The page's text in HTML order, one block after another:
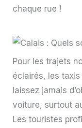
chaque rue !
Pour les trajets
éclairés, les taxis
laissez jamais
voiture, surtout
Les touristes